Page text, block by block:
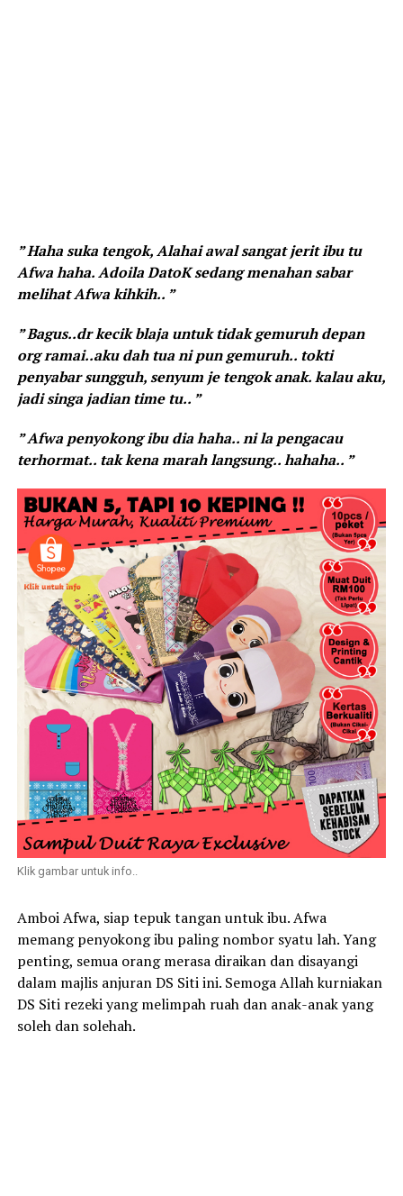
” Haha suka tengok, Alahai awal sangat jerit ibu tu
Afwa haha. Adoila DatoK sedang menahan sabar
melihat Afwa kihkih.. ”
” Bagus..dr kecik blaja untuk tidak gemuruh depan
org ramai..aku dah tua ni pun gemuruh.. tokti
penyabar sungguh, senyum je tengok anak. kalau aku,
jadi singa jadian time tu.. ”
” Afwa penyokong ibu dia haha.. ni la pengacau
terhormat.. tak kena marah langsung.. hahaha.. ”
Klik gambar untuk info..
Amboi Afwa, siap tepuk tangan untuk ibu. Afwa
memang penyokong ibu paling nombor syatu lah. Yang
penting, semua orang merasa diraikan dan disayangi
dalam majlis anjuran DS Siti ini. Semoga Allah kurniakan
DS Siti rezeki yang melimpah ruah dan anak-anak yang
soleh dan solehah.